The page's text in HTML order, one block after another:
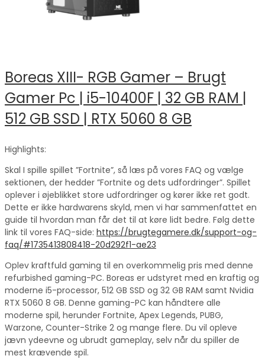
Boreas XIII- RGB Gamer – Brugt
Gamer Pc | i5-10400F | 32 GB RAM |
512 GB SSD | RTX 5060 8 GB
Highlights:
Skal I spille spillet ”Fortnite”, så læs på vores FAQ og vælge
sektionen, der hedder ”Fortnite og dets udfordringer”. Spillet
oplever i øjeblikket store udfordringer og kører ikke ret godt.
Dette er ikke hardwarens skyld, men vi har sammenfattet en
guide til hvordan man får det til at køre lidt bedre. Følg dette
link til vores FAQ-side: https://brugtegamere.dk/support-og-
faq/#1735413808418-20d292f1-ae23
Oplev kraftfuld gaming til en overkommelig pris med denne
refurbished gaming-PC. Boreas er udstyret med en kraftig og
moderne i5-processor, 512 GB SSD og 32 GB RAM samt Nvidia
RTX 5060 8 GB. Denne gaming-PC kan håndtere alle
moderne spil, herunder Fortnite, Apex Legends, PUBG,
Warzone, Counter-Strike 2 og mange flere. Du vil opleve
jævn ydeevne og ubrudt gameplay, selv når du spiller de
mest krævende spil.